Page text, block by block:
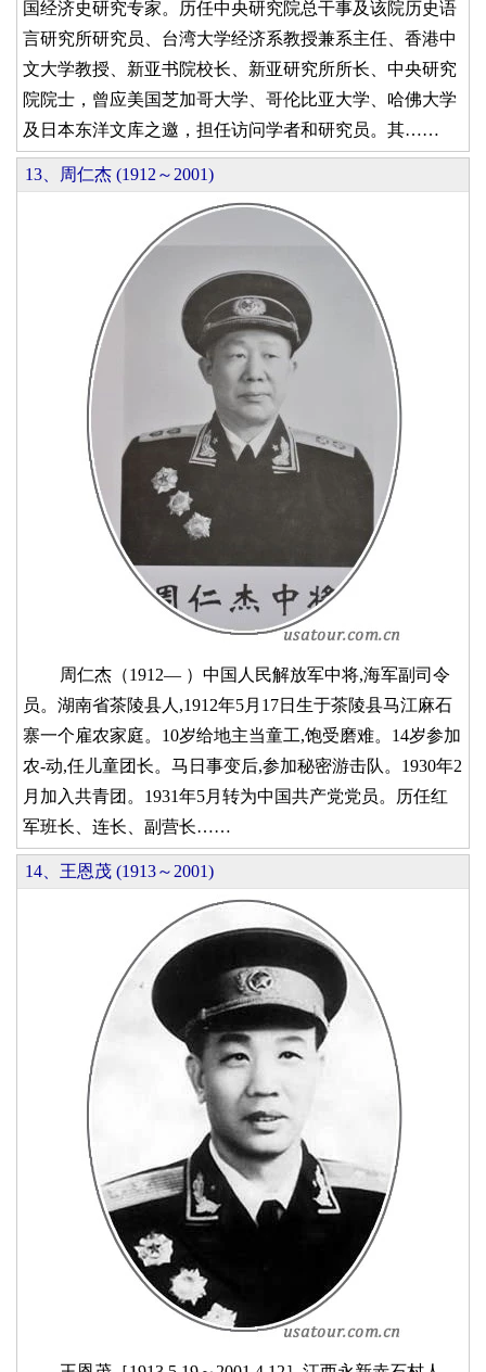
国经济史研究专家。历任中央研究院总干事及该院历史语
言研究所研究员、台湾大学经济系教授兼系主任、香港中
文大学教授、新亚书院校长、新亚研究所所长、中央研究
院院士，曾应美国芝加哥大学、哥伦比亚大学、哈佛大学
及日本东洋文库之邀，担任访问学者和研究员。其……
13、周仁杰 (1912～2001)
周仁杰（1912— ）中国人民解放军中将,海军副司令
员。湖南省茶陵县人,1912年5月17日生于茶陵县马江麻石
寨一个雇农家庭。10岁给地主当童工,饱受磨难。14岁参加
农-动,任儿童团长。马日事变后,参加秘密游击队。1930年2
月加入共青团。1931年5月转为中国共产党党员。历任红
军班长、连长、副营长……
14、王恩茂 (1913～2001)